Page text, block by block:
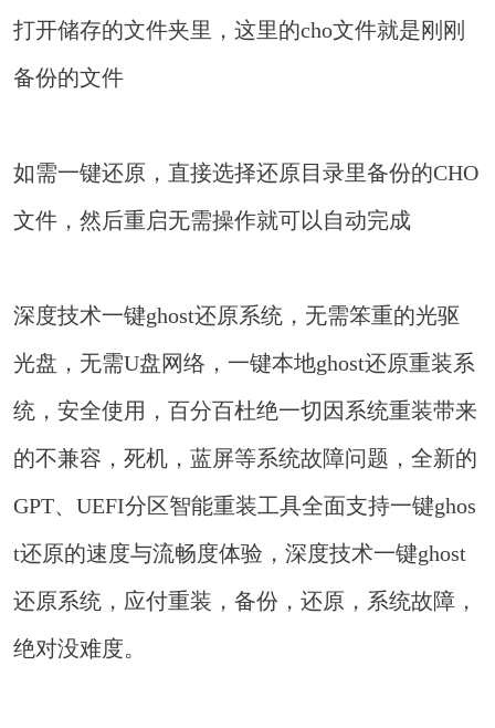
打开储存的文件夹里，这里的cho文件就是刚刚
备份的文件
如需一键还原，直接选择还原目录里备份的CHO
文件，然后重启无需操作就可以自动完成
深度技术一键ghost还原系统，无需笨重的光驱
光盘，无需U盘网络，一键本地ghost还原重装系
统，安全使用，百分百杜绝一切因系统重装带来
的不兼容，死机，蓝屏等系统故障问题，全新的
GPT、UEFI分区智能重装工具全面支持一键ghos
t还原的速度与流畅度体验，深度技术一键ghost
还原系统，应付重装，备份，还原，系统故障，
绝对没难度。